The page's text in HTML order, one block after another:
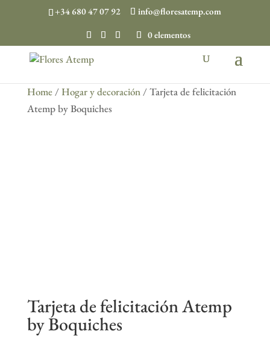
+34 680 47 07 92 info@floresatemp.com
0 elementos
Home/Hogar y decoración/ Tarjeta de felicitación
Atemp by Boquiches
Tarjeta de felicitación Atemp
by Boquiches